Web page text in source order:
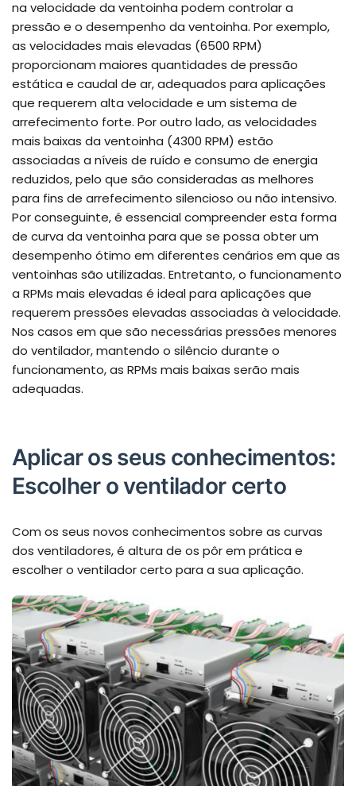
na velocidade da ventoinha podem controlar a
pressão e o desempenho da ventoinha. Por exemplo,
as velocidades mais elevadas (6500 RPM)
proporcionam maiores quantidades de pressão
estática e caudal de ar, adequados para aplicações
que requerem alta velocidade e um sistema de
arrefecimento forte. Por outro lado, as velocidades
mais baixas da ventoinha (4300 RPM) estão
associadas a níveis de ruído e consumo de energia
reduzidos, pelo que são consideradas as melhores
para fins de arrefecimento silencioso ou não intensivo.
Por conseguinte, é essencial compreender esta forma
de curva da ventoinha para que se possa obter um
desempenho ótimo em diferentes cenários em que as
ventoinhas são utilizadas. Entretanto, o funcionamento
a RPMs mais elevadas é ideal para aplicações que
requerem pressões elevadas associadas à velocidade.
Nos casos em que são necessárias pressões menores
do ventilador, mantendo o silêncio durante o
funcionamento, as RPMs mais baixas serão mais
adequadas.
Aplicar os seus conhecimentos:
Escolher o ventilador certo
Com os seus novos conhecimentos sobre as curvas
dos ventiladores, é altura de os pôr em prática e
escolher o ventilador certo para a sua aplicação.